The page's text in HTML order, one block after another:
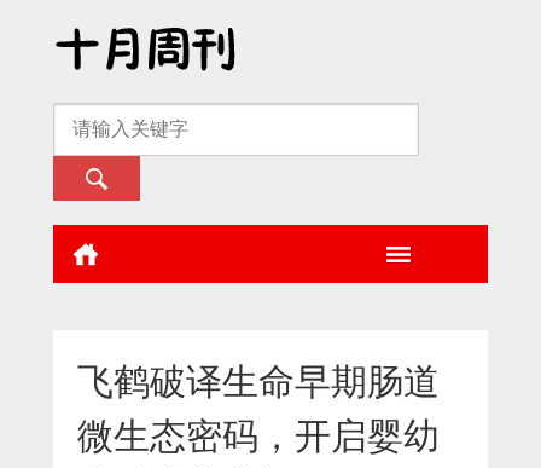
飞鹤破译生命早期肠道
微生态密码，开启婴幼